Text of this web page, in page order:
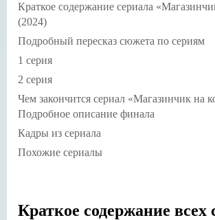
Краткое содержание сериала
(2024)
Подробный пересказ сюжета по сериям
1 серия
2 серия
Чем закончится сериал «Магазинчик на
Подробное описание финала
Кадры из сериала
Похожие сериалы
Краткое содержание всех